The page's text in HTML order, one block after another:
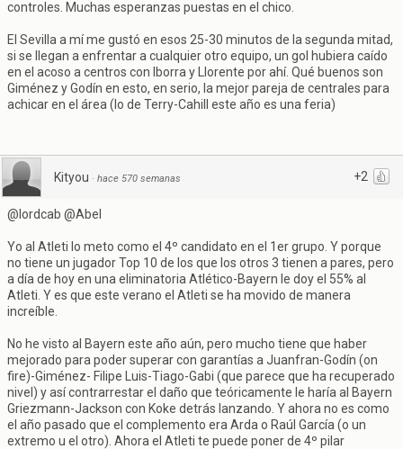
controles. Muchas esperanzas puestas en el chico.
El Sevilla a mí me gustó en esos 25-30 minutos de la segunda mitad,
si se llegan a enfrentar a cualquier otro equipo, un gol hubiera caído
en el acoso a centros con Iborra y Llorente por ahí. Qué buenos son
Giménez y Godín en esto, en serio, la mejor pareja de centrales para
achicar en el área (lo de Terry-Cahill este año es una feria)
+2
Kityou · hace 570 semanas
@lordcab @Abel
Yo al Atleti lo meto como el 4º candidato en el 1er grupo. Y porque
no tiene un jugador Top 10 de los que los otros 3 tienen a pares, pero
a día de hoy en una eliminatoria Atlético-Bayern le doy el 55% al
Atleti. Y es que este verano el Atleti se ha movido de manera
increíble.
No he visto al Bayern este año aún, pero mucho tiene que haber
mejorado para poder superar con garantías a Juanfran-Godín (on
fire)-Giménez- Filipe Luis-Tiago-Gabi (que parece que ha recuperado
nivel) y así contrarrestar el daño que teóricamente le haría al Bayern
Griezmann-Jackson con Koke detrás lanzando. Y ahora no es como
el año pasado que el complemento era Arda o Raúl García (o un
extremo u el otro). Ahora el Atleti te puede poner de 4º pilar